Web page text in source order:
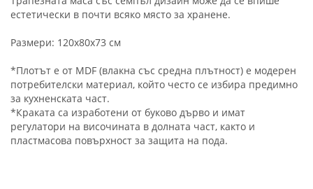
естетически в почти всяко място за хранене.
Размери: 120х80х73 см
*Плотът е от MDF (влакна със средна плътност) е модерен
потребителски материал, който често се избира предимно
за кухненската част.
*Краката са изработени от буково дърво и имат
регулатори на височината в долната част, както и
пластмасова повърхност за защита на пода.